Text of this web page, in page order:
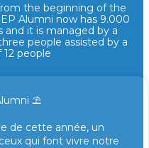
the beginning of the
Alumni now has 9.000
and it is managed by a
people assisted by a
12 people
⛱️
de cette année, un
qui font vivre notre